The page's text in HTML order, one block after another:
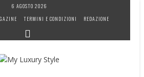
6 AGOSTO 2026
TERMINI E CONDIZIONI REDAZIONE